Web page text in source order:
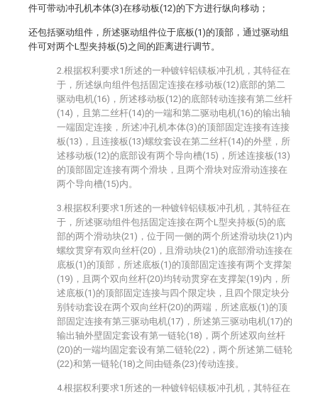
件可带动冲孔机本体(3)在移动板(12)的下方进行纵向移动；
还包括驱动组件，所述驱动组件位于底板(1)的顶部，通过驱动组
件可对两个L型夹持板(5)之间的距离进行调节。
2.根据权利要求1所述的一种镀锌铝镁板冲孔机，其特征在
于，所述纵向组件包括固定连接在移动板(12)底部的第二
驱动电机(16)，所述移动板(12)的底部转动连接有第二丝杆
(14)，且第二丝杆(14)的一端和第二驱动电机(16)的输出轴
一端固定连接，所述冲孔机本体(3)的顶部固定连接有连接
板(13)，且连接板(13)螺纹套设在第二丝杆(14)的外壁，所
述移动板(12)的底部设有两个导向槽(15)，所述连接板(13)
的顶部固定连接有两个滑块，且两个滑块对应滑动连接在
两个导向槽(15)内。
3.根据权利要求1所述的一种镀锌铝镁板冲孔机，其特征在
于，所述驱动组件包括固定连接在两个L型夹持板(5)的底
部的两个滑动块(21)，位于同一侧的两个所述滑动块(21)内
螺纹贯穿有双向丝杆(20)，且滑动块(21)的底部滑动连接在
底板(1)的顶部，所述底板(1)的顶部固定连接有两个支撑架
(19)，且两个双向丝杆(20)均转动贯穿在支撑架(19)内，所
述底板(1)的顶部固定连接与四个限定块，且四个限定块分
别转动套设在两个双向丝杆(20)的两端，所述底板(1)的顶
部固定连接有第三驱动电机(17)，所述第三驱动电机(17)的
输出轴外壁固定套设有第一链轮(18)，两个所述双向丝杆
(20)的一端均固定套设有第二链轮(22)，两个所述第二链轮
(22)和第一链轮(18)之间由链条(23)传动连接。
4.根据权利要求1所述的一种镀锌铝镁板冲孔机，其特征在